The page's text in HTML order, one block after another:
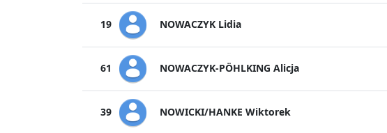
19 NOWACZYK Lidia
61 NOWACZYK-PÖHLKING Alicja
39 NOWICKI/HANKE Wiktorek